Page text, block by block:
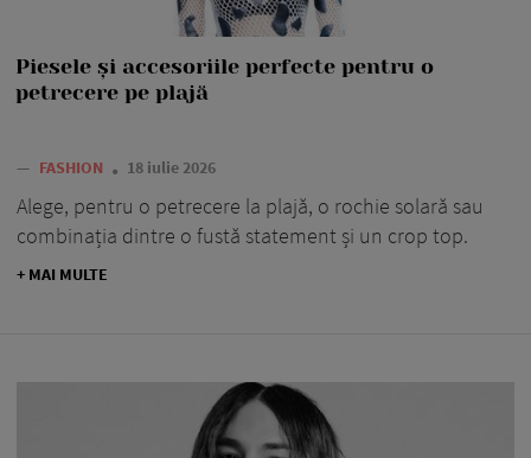
Piesele și accesoriile perfecte pentru o
petrecere pe plajă
— FASHION 18 iulie 2026
Alege, pentru o petrecere la plajă, o rochie solară sau
combinația dintre o fustă statement și un crop top.
+ MAI MULTE